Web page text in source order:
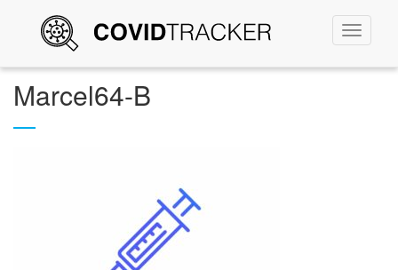
la
Marcel64-B